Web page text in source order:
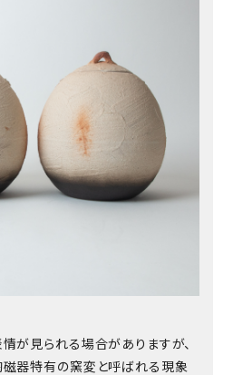
が見られる場合がありますが、
器特有の窯変と呼ばれる現象